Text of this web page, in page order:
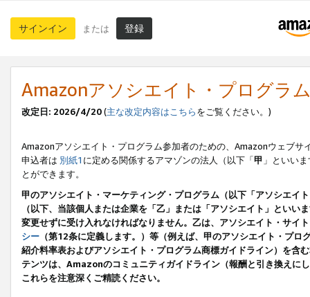
サインイン または 登録
Amazonアソシエイト・プログラ
改定日: 2026/4/20(主な改定内容はこちらをご覧ください。)
Amazonアソシエイト・プログラム参加者のための、Amazonウェブサ
申込者は 別紙1 に定める関係するアマゾンの法人（以下「甲 」といい
とができます。
甲のアソシエイト・マーケティング・プログラム（以下「アソシエイ
（以下、当該個人または企業を「乙」または「アソシエイト」とい
変更せずに受け入れなければなりません。乙は、アソシエイト・サイ
シー （第12条に定義します。）等（例えば、甲のアソシエイト・プ
紹介料率表およびアソシエイト・プログラム商標ガイドライン）を
テンツは、Amazonのコミュニティガイドライン（報酬と引き換えに
これらを注意深くご精読ください。